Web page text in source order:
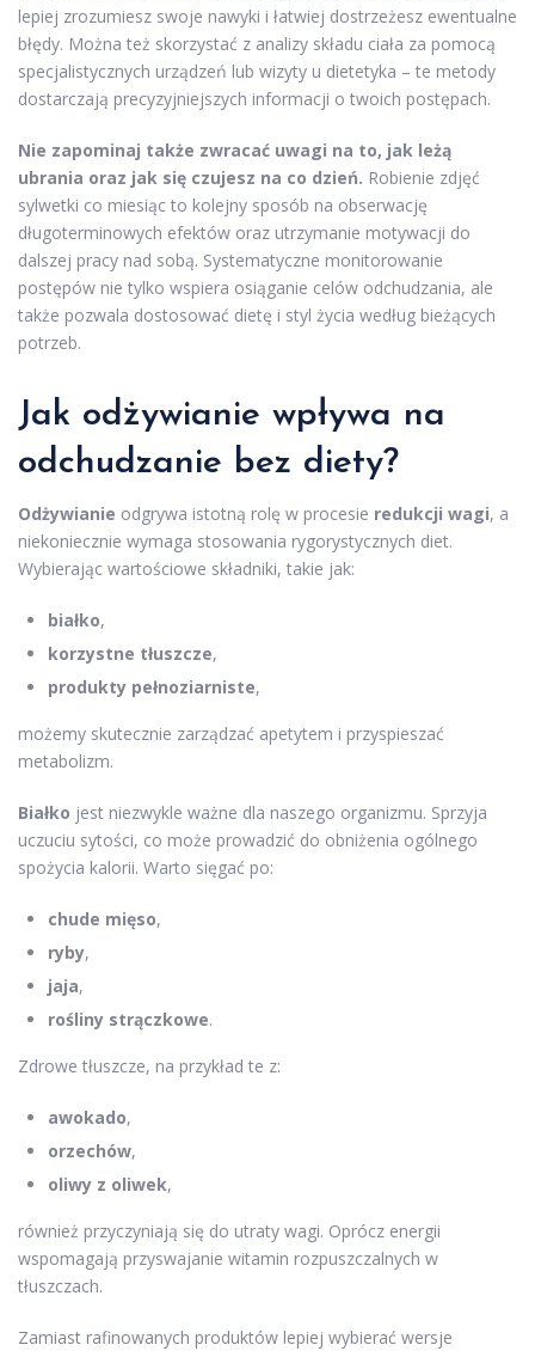
lepiej zrozumiesz swoje nawyki i łatwiej dostrzeżesz ewentualne
błędy. Można też skorzystać z analizy składu ciała za pomocą
specjalistycznych urządzeń lub wizyty u dietetyka – te metody
dostarczają precyzyjniejszych informacji o twoich postępach.
Nie zapominaj także zwracać uwagi na to, jak leżą
ubrania oraz jak się czujesz na co dzień. Robienie zdjęć
sylwetki co miesiąc to kolejny sposób na obserwację
długoterminowych efektów oraz utrzymanie motywacji do
dalszej pracy nad sobą. Systematyczne monitorowanie
postępów nie tylko wspiera osiąganie celów odchudzania, ale
także pozwala dostosować dietę i styl życia według bieżących
potrzeb.
Jak odżywianie wpływa na
odchudzanie bez diety?
Odżywianie odgrywa istotną rolę w procesie redukcji wagi, a
niekoniecznie wymaga stosowania rygorystycznych diet.
Wybierając wartościowe składniki, takie jak:
białko,
korzystne tłuszcze,
produkty pełnoziarniste,
możemy skutecznie zarządzać apetytem i przyspieszać
metabolizm.
Białko jest niezwykle ważne dla naszego organizmu. Sprzyja
uczuciu sytości, co może prowadzić do obniżenia ogólnego
spożycia kalorii. Warto sięgać po:
chude mięso,
ryby,
jaja,
rośliny strączkowe.
Zdrowe tłuszcze, na przykład te z:
awokado,
orzechów,
oliwy z oliwek,
również przyczyniają się do utraty wagi. Oprócz energii
wspomagają przyswajanie witamin rozpuszczalnych w
tłuszczach.
Zamiast rafinowanych produktów lepiej wybierać wersje